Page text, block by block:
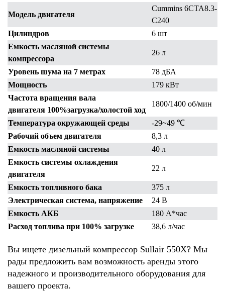
Модель двигателя
Сummins 6CTA8.3-
C240
Цилиндров
6 шт
Емкость масляной системы
компрессора
26 л
Уровень шума на 7 метрах
78 дБА
Мощность
179 кВт
Частота вращения вала
двигателя 100%загрузка/холостой ход
1800/1400 об/мин
Температура окружающей среды
-29~49 ℃
Рабочий объем двигателя
8,3 л
Емкость масляной системы
40 л
Емкость системы охлаждения
двигателя
22 л
Емкость топливного бака
375 л
Электрическая система, напряжение
24 В
Емкость АКБ
180 А*час
Расход топлива при 100% загрузке
38,6 л/час
Вы ищете дизельный компрессор Sullair 550X? Мы
рады предложить вам возможность аренды этого
надежного и производительного оборудования для
вашего проекта.